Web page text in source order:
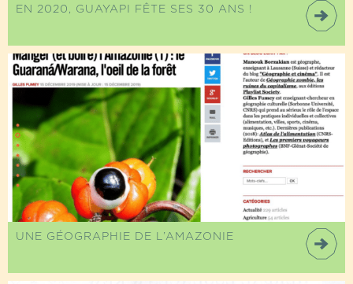
EN 2020, GUAYAPI FÊTE SES 30 ANS !
UNE GÉOGRAPHIE DE L’AMAZONIE